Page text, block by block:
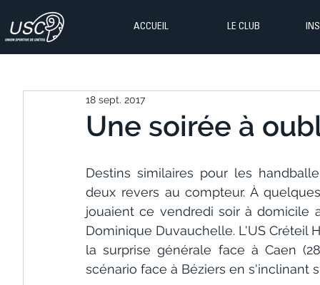
ACCUEIL LE CLUB
Une soirée à
18 sept. 2017
Destins similaires pour les
deux revers au compteur. À
jouaient ce vendredi soir à domicile
Dominique Duvauchelle. L'US Créteil
la surprise générale face à Caen
scénario face à Béziers en s'inclinant